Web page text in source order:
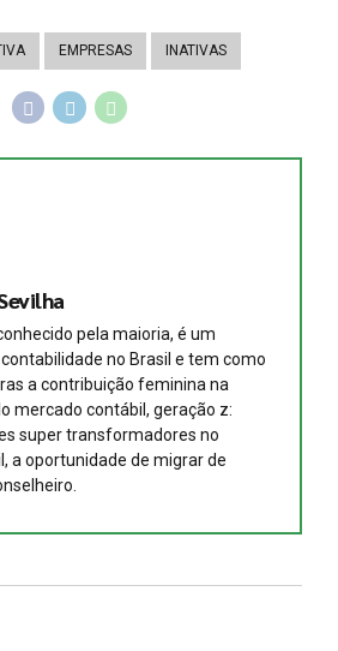
EMPRESAS INATIVAS
pela maioria, é um
no Brasil e tem como
a contribuição feminina na
mercado contábil, geração z:
super transformadores no
a oportunidade de migrar de